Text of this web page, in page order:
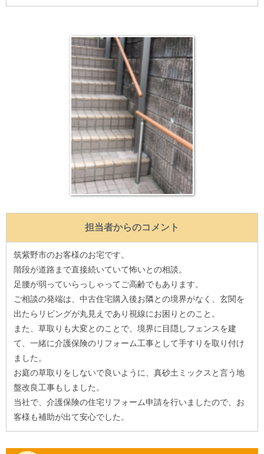
担当者からのコメント
筑紫野市のお客様のお宅です。
階段が道路まで直接続いていて怖いとの相談。
足腰が弱っていらっしゃってご高齢でもあります。
ご相談の発端は、中古住宅購入後お隣との境界がなく、玄関を
出たらリビングが丸見えであり視線にお困りとのこと。
また、草取りも大変とのことで、境界に目隠しフェンスを建
て、一緒に介護保険のリフォーム工事として手すりを取り付け
ました。
お庭の草取りをしないで良いように、真砂土ミックスと言う地
盤改良工事もしました。
当社で、介護保険の住宅リフォーム申請を行いましたので、お
客様も補助が出て安心でした。